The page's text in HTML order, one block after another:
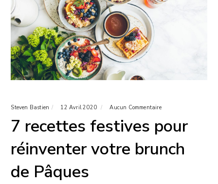
Steven Bastien 12 Avril 2020 Aucun Commentaire
7 recettes festives pour
réinventer votre brunch
de Pâques